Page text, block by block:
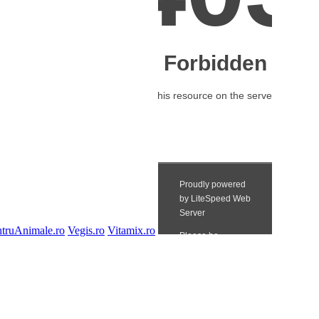
Vegis.ro Vitamix.ro